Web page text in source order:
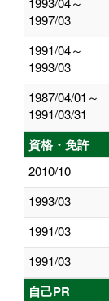
1997/03
1991/04～
1993/03
1987/04/01～
1991/03/31
資格・免許
2010/10
1993/03
1991/03
1991/03
自己PR